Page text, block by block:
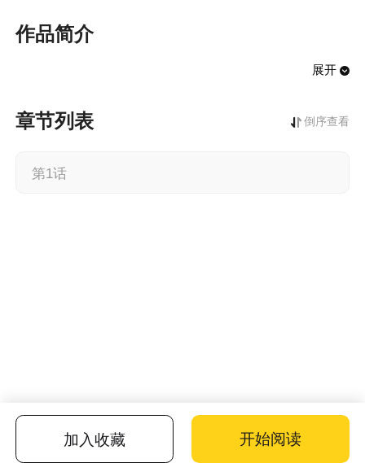
作品简介
展开
章节列表 倒序查看
第1话
加入收藏 开始阅读